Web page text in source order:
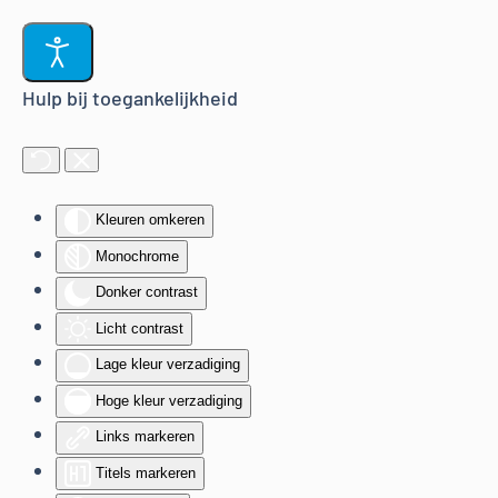
Hulp bij toegankelijkheid
Kleuren omkeren
Monochrome
Donker contrast
Licht contrast
Lage kleur verzadiging
Hoge kleur verzadiging
Links markeren
Titels markeren
Terug naar hoofdinhoud